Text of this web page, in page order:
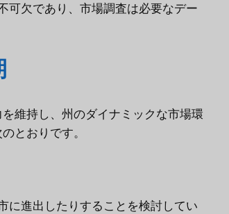
可欠であり、市場調査は必要なデー
維持し、州のダイナミックな市場環
とおりです。
に進出したりすることを検討してい